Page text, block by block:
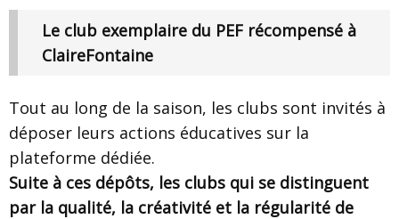
Le club exemplaire du PEF récompensé à
ClaireFontaine
Tout au long de la saison, les clubs sont invités à
déposer leurs actions éducatives sur la
plateforme dédiée.
Suite à ces dépôts, les clubs qui se distinguent
par la qualité, la créativité et la régularité de